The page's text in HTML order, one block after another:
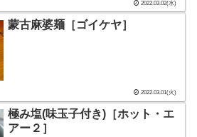
2022.03.02(水)
蒙古麻婆麺［ゴイケヤ］
2022.03.01(火)
極み塩(味玉子付き)［ホット・エ
アー２］